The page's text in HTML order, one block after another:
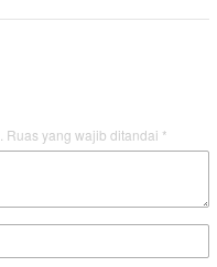
Ruas yang wajib ditandai *